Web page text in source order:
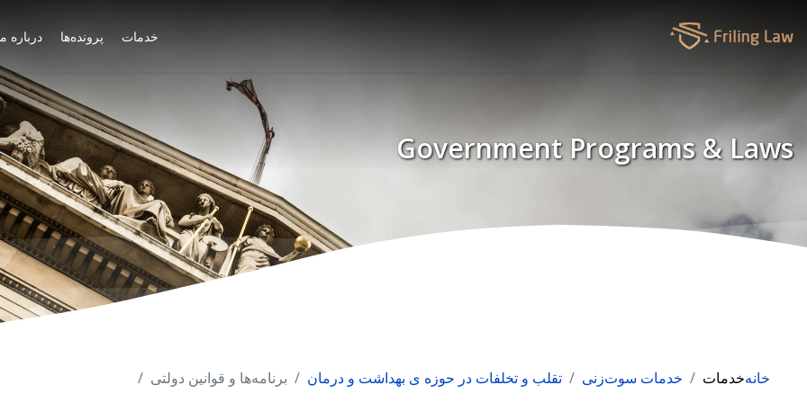
خدمات پرونده‌ها درباره
Government Programs & Laws
خانهخدمات خدمات سوت‌زنی تقلب و تخلفات در حوزه ی بهداشت و درمان برنامه‌ها و قوانین دولتی